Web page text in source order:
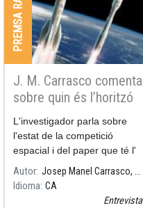
J. M. Carrasco comenta
sobre quin és l’horitzó
de l’ESA en la
investigació espacial
L'investigador parla sobre
l'estat de la competició
espacial i del paper que té l'
Autor
Josep Manel Carrasco, ICCUB-IEEC
Idioma CA
Entrevista